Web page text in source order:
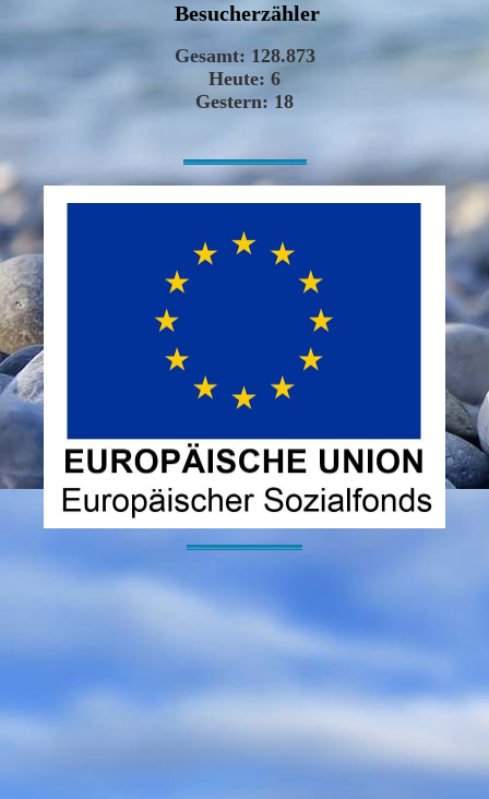
Besucherzähler
----------------------------------------------------------------------------------------------------------